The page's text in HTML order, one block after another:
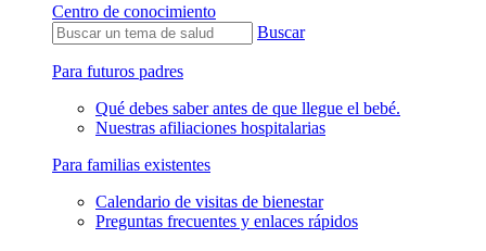
Centro de conocimiento
Buscar
Para futuros padres
Qué debes saber antes de que llegue el bebé.
Nuestras afiliaciones hospitalarias
Para familias existentes
Calendario de visitas de bienestar
Preguntas frecuentes y enlaces rápidos